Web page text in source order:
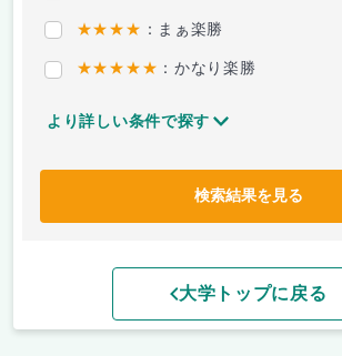
★★★★ ：まぁ楽勝
★★★★★ ：かなり楽勝
より詳しい条件で探す
検索結果を見る
大学トップに戻る